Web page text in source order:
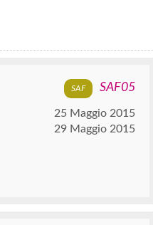
SAF05
25 Maggio 2015
29 Maggio 2015